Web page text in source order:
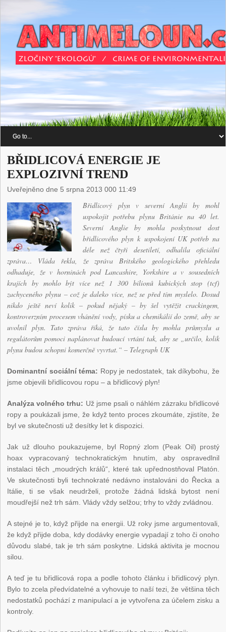
BŘIDLICOVÁ ENERGIE JE
EXPLOZIVNÍ TREND
Uveřejněno dne 5 srpna 2013 000 11:49
Břidlicový plyn v severní Anglii by mohl
uspokojit potřebu plynu Británie na 40 let.
Severní Anglie by mohla poskytnout dost
břidlicového plyn k uspokojení UK potřeb na
déle než čtyři desetiletí, odhalila oficiální
zpráva… Vláda řekla, že zpráva Britského geologického přehledu
odhaduje, že v horninách pod Lancashire, Yorkshire a v sousedních
krajích by mohlo být více než 1 300 bilionů kubických stop (tcf)
zachyceného plynu – což je daleko více, než se před tím myslelo. Dosud
nikdo ještě neví kolik – pokud nějaký – by šel vytěžit crackingem,
kontroverzním procesem vhánění vody, písku a chemikálií do země, aby se
uvolnil plyn. Tato zpráva říká, že tato čísla by mohla průmyslu a
regulátorům pomoci naplánovat budoucí vrtání tak, aby se „určilo, kolik
plynu budou schopni komerčně vyvrtat.“ – Telegraph UK
Dominantní sociální téma: Ropy je nedostatek, tak díkybohu, že
jsme objevili břidlicovou ropu – a břidlicový plyn!
Analýza volného trhu: Už jsme psali o náhlém zázraku břidlicové
ropy a poukázali jsme, že když tento proces zkoumáte, zjistíte, že
byl ve skutečnosti už desítky let k dispozici.
Jak už dlouho poukazujeme, byl Ropný zlom (Peak Oil) prostý
hoax vypracovaný technokratickým hnutím, aby ospravedlnil
instalaci těch „moudrých králů“, které tak upřednostňoval Platón.
Ve skutečnosti byli technokraté nedávno instalováni do Řecka a
Itálie, ti se však neudrželi, protože žádná lidská bytost není
moudřejší než trh sám. Vlády vždy selžou; trhy to vždy zvládnou.
A stejné je to, když přijde na energii. Už roky jsme argumentovali,
že když přijde doba, kdy dodávky energie vypadají z toho či onoho
důvodu slabé, tak je trh sám poskytne. Lidská aktivita je mocnou
silou.
A teď je tu břidlicová ropa a podle tohoto článku i břidlicový plyn.
Bylo to zcela předvídatelné a vyhovuje to naší tezi, že většina těch
nedostatků pochází z manipulací a je vytvořena za účelem zisku a
kontroly.